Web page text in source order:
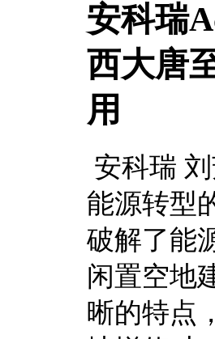
安科瑞
西大唐
用
安科瑞
能源转型
破解了能
闲置空地
晰的特点